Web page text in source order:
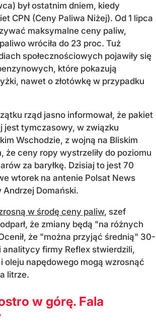
był ostatnim dniem, kiedy
CPN (Ceny Paliwa Niżej). Od 1 lipca
maksymalne ceny paliw,
wróciła do 23 proc. Tuż
społecznościowych pojawiły się
które pokazują
nawet o złotówkę w przypadku
rząd jasno informował, że pakiet
jest tymczasowy, w związku
Wschodzie, z wojną na Bliskim
że ceny ropy wystrzeliły do poziomu
za baryłkę. Dzisiaj to jest 70
wtorek na antenie Polsat News
Domański.
w środę ceny paliw, szef
że zmiany będą "na różnych
że "można przyjąć średnią" 30-
analitycy firmy Reflex stwierdzili,
oleju napędowego mogą wzrosnąć
litrze.
w górę. Fala